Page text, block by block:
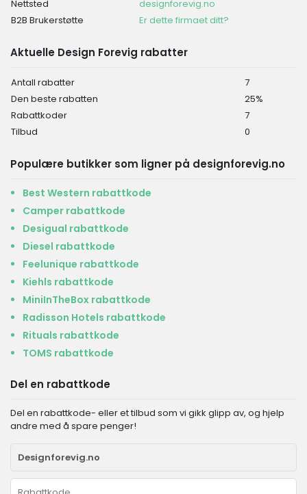
Nettsted
designforevig.no
B2B Brukerstøtte
Er dette firmaet ditt?
Aktuelle Design Forevig rabatter
Antall rabatter
7
Den beste rabatten
25%
Rabattkoder
7
Tilbud
0
Populære butikker som ligner på designforevig.no
Best Western rabattkode
Camper rabattkode
Desigual rabattkode
Diesel rabattkode
Feelunique rabattkode
Kiehls rabattkode
MiniInTheBox rabattkode
Radisson Hotels rabattkode
Rituals rabattkode
TOMS rabattkode
Del en rabattkode
Del en rabattkode- eller et tilbud som vi gikk glipp av, og hjelp
andre med å spare penger!